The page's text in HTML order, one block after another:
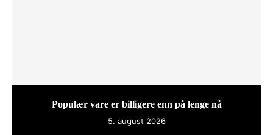
Populær vare er billigere enn på lenge nå
5. august 2026